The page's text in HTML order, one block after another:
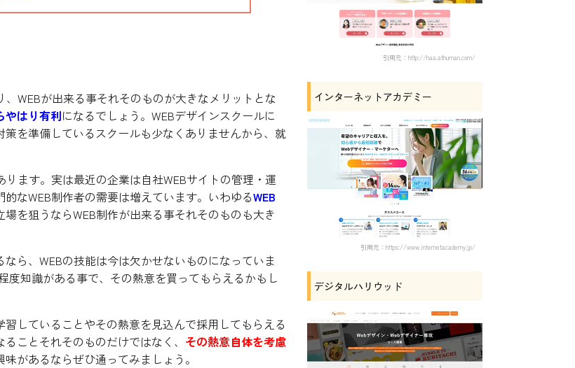
WEBが出来る事それそのものが大きなメリットとな
やはり有利になるでしょう。WEBデザインスクールに
を準備しているスクールも少なくありませんから、就
ます。実は最近の企業は自社WEBサイトの管理・運
なWEB制作者の需要は増えています。いわゆるWEB
場を狙うならWEB制作が出来る事それそのものも大き
ら、WEBの技能は今は欠かせないものになっていま
度知識がある事で、その熱意を買ってもらえるかもし
していることやその熱意を見込んで採用してもらえる
ことそれそのものだけではなく、 その熱意自体を考慮
味があるならぜひ通ってみましょう。
引用元：http://haa.athuman.com/
インターネットアカデミー
引用元：https://www.internetacademy.jp/
デジタルハリウッド